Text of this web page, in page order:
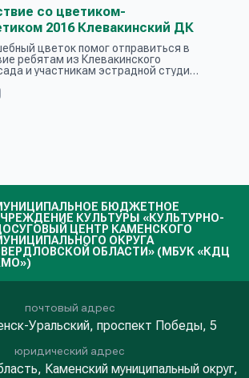
со цветиком-
2016 Клевакинский ДК
цветок помог отправиться в
ребятам из Клевакинского
и участникам эстрадной студии
лесной опушке Лесови...
БЮДЖЕТНОЕ
КУЛЬТУРЫ «КУЛЬТУРНО-
ЦЕНТР КАМЕНСКОГО
ОКРУГА
ОБЛАСТИ» (МБУК «КДЦ
почтовый адрес
Уральский, проспект Победы, 5
юридический адрес
Каменский муниципальный округ,